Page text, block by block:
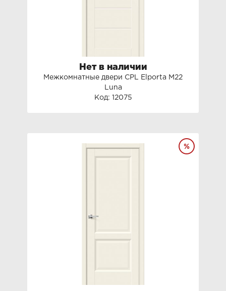
Нет в наличии
Межкомнатные двери СРL Elporta M22
Luna
Код: 12075